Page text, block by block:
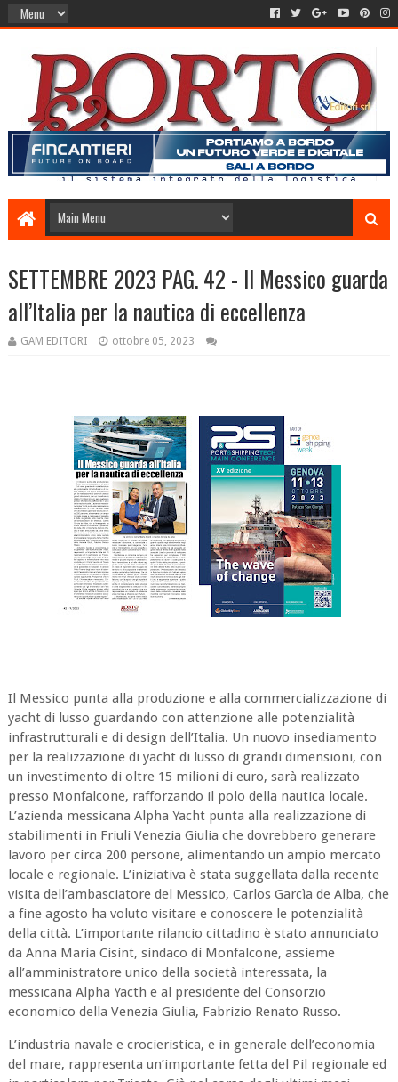
SETTEMBRE 2023 PAG. 42 - Il Messico guarda
all’Italia per la nautica di eccellenza
GAM EDITORI ottobre 05, 2023
Il Messico punta alla produzione e alla commercializzazione di
yacht di lusso guardando con attenzione alle potenzialità
infrastrutturali e di design dell’Italia. Un nuovo insediamento
per la realizzazione di yacht di lusso di grandi dimensioni, con
un investimento di oltre 15 milioni di euro, sarà realizzato
presso Monfalcone, rafforzando il polo della nautica locale.
L’azienda messicana Alpha Yacht punta alla realizzazione di
stabilimenti in Friuli Venezia Giulia che dovrebbero generare
lavoro per circa 200 persone, alimentando un ampio mercato
locale e regionale. L’iniziativa è stata suggellata dalla recente
visita dell’ambasciatore del Messico, Carlos Garcìa de Alba, che
a fine agosto ha voluto visitare e conoscere le potenzialità
della città. L’importante rilancio cittadino è stato annunciato
da Anna Maria Cisint, sindaco di Monfalcone, assieme
all’amministratore unico della società interessata, la
messicana Alpha Yacth e al presidente del Consorzio
economico della Venezia Giulia, Fabrizio Renato Russo.
L’industria navale e crocieristica, e in generale dell’economia
del mare, rappresenta un’importante fetta del Pil regionale ed